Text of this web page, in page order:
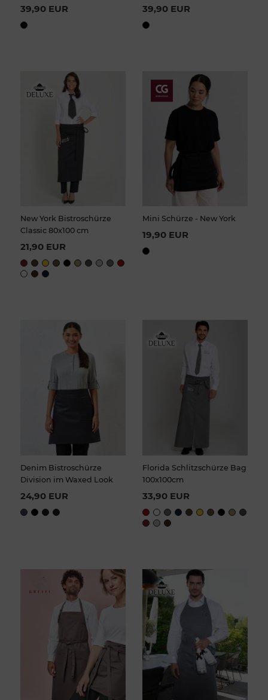
39,90 EUR 39,90 EUR
New York Bistroschürze
Classic 80x100 cm
21,90 EUR
Mini Schürze - New York
19,90 EUR
Denim Bistroschürze
Division im Waxed Look
24,90 EUR
Florida Schlitzschürze Bag
100x100cm
33,90 EUR